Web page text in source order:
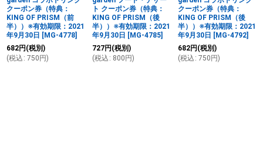
クーポン券（特典：
KING OF PRISM（前
半））※有効期限：2021
年9月30日 [MG-4778]
682円 (税別)
(税込 : 750 円)
ト クーポン券（特典：
KING OF PRISM（後
半））※有効期限：2021
年9月30日 [MG-4785]
727円 (税別)
(税込 : 800 円)
クーポン券（特典：
KING OF PRISM（後
半））※有効期限：2021
年9月30日 [MG-4792]
682円 (税別)
(税込 : 750 円)